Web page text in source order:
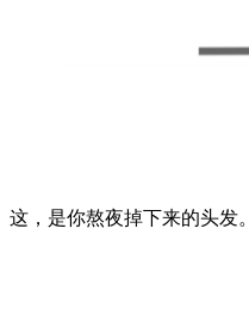
这，是你熬夜掉下来的头发。